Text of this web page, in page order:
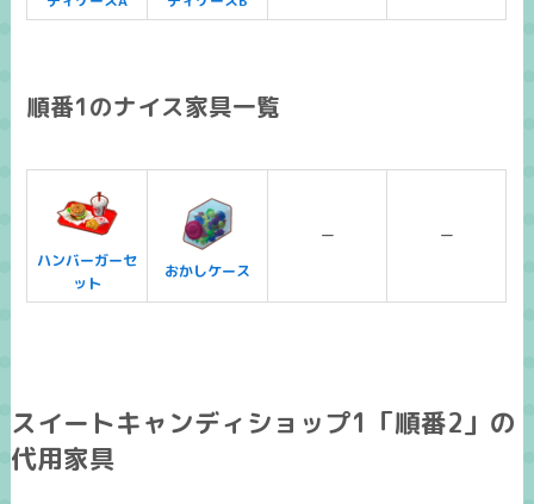
順番1のナイス家具一覧
ハンバーガーセ
ット
おかしケース
ー ー
スイートキャンディショップ1「順番2」の
代用家具